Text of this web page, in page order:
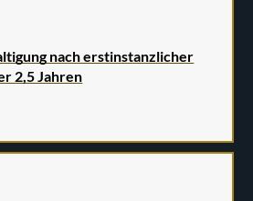
nach erstinstanzlicher
2,5 Jahren